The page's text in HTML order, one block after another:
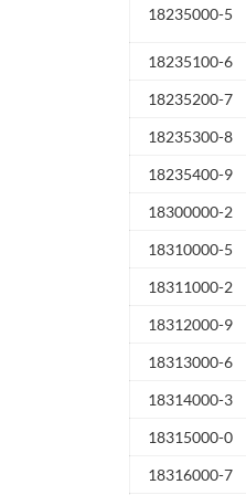
18235000-5
18235100-6
18235200-7
18235300-8
18235400-9
18300000-2
18310000-5
18311000-2
18312000-9
18313000-6
18314000-3
18315000-0
18316000-7